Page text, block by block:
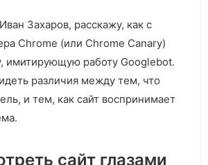
Захаров, расскажу, как с
Chrome (или Chrome Canary)
имитирующую работу Googlebot.
различия между тем, что
и тем, как сайт воспринимает
сайт глазами